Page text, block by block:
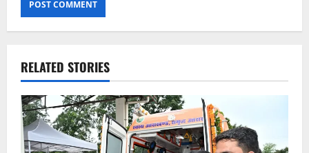
RELATED STORIES